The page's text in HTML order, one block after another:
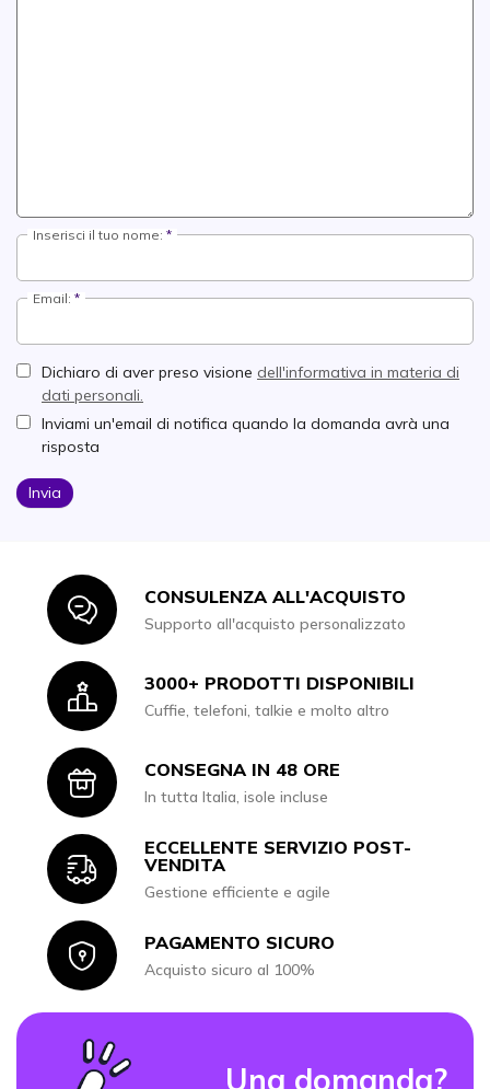
Inserisci il tuo nome:
Email:
Dichiaro di aver preso visione dell'informativa in materia di
dati personali.
Inviami un'email di notifica quando la domanda avrà una
risposta
Invia
IconCONSULENZA ALL'ACQUISTO
Supporto all'acquisto personalizzato
Icon3000+ PRODOTTI DISPONIBILI
Cuffie, telefoni, talkie e molto altro
IconCONSEGNA IN 48 ORE
In tutta Italia, isole incluse
Icon
ECCELLENTE SERVIZIO POST-
VENDITA
Gestione efficiente e agile
IconPAGAMENTO SICURO
Acquisto sicuro al 100%
Una domanda?